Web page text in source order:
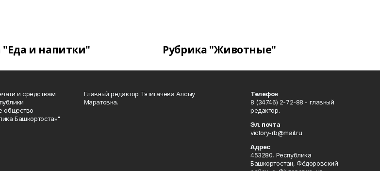
"Еда и напитки" Рубрика "Животные"
и средствам
общество
Башкортостан"
Главный редактор Тятигачева Алсыу
Маратовна.
Телефон
8 (34746) 2-72-88 - главный
редактор.
Эл. почта
victory-rb@mail.ru
Адрес
453280, Республика
Башкортостан, Фёдоровский